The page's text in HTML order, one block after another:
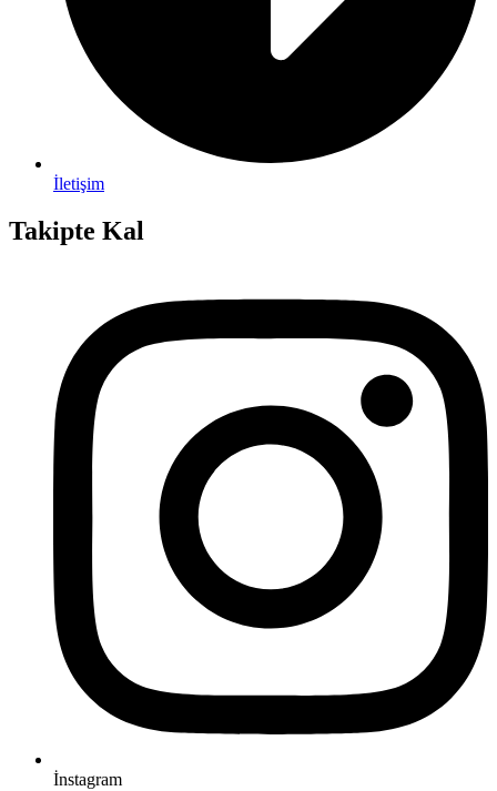
İletişim
Takipte Kal
İnstagram